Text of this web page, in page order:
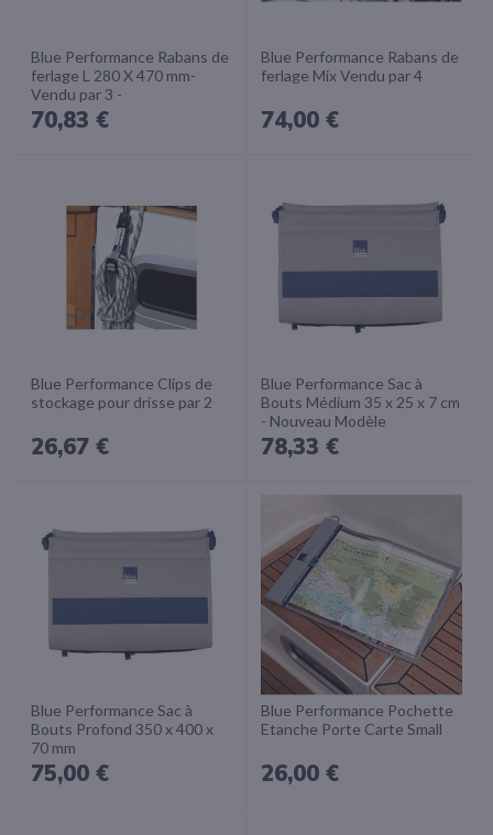
Blue Performance Rabans de
ferlage L 280 X 470 mm-
Vendu par 3 -
70,83 €
Blue Performance Rabans de
ferlage Mix Vendu par 4
74,00 €
Blue Performance Clips de
stockage pour drisse par 2
26,67 €
Blue Performance Sac à
Bouts Médium 35 x 25 x 7 cm
- Nouveau Modèle
78,33 €
Blue Performance Sac à
Bouts Profond 350 x 400 x
70 mm
75,00 €
Blue Performance Pochette
Etanche Porte Carte Small
26,00 €